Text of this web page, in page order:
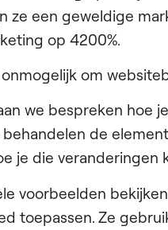
ze een geweldige
op 4200%.
om
we bespreken hoe
de
je die veranderingen
voorbeelden
toepassen. Ze